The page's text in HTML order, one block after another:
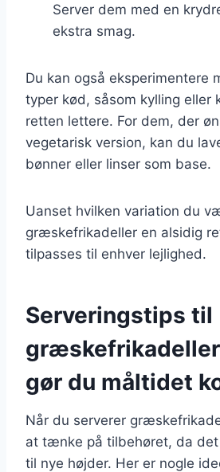
Server dem med en
ekstra smag.
Du kan også eksperimentere
typer kød, såsom kylling eller
retten lettere. For dem, der
vegetarisk version, kan du
bønner eller linser som base.
Uanset hvilken variation du
græskefrikadeller en alsidig
tilpasses til enhver lejlighed.
Serveringstips til
gør du måltidet
Når du serverer
at tænke på tilbehøret, da
til nye højder. Her er nogle